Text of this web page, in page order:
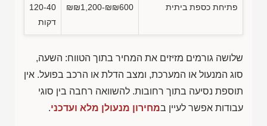
פתיחת כספת ביתית ₪₪1,200-₪₪600
120-40
דקות
שלושה גורמים מזיזים את המחיר בתוך הטווח: השעה,
סוג המנעול או המערכת, ומצב הדלת או הרכב בפועל. אין
תוספת נסיעה בתוך רחובות. להשוואה רחבה בין סוגי
עבודות אפשר לעיין במחירון מנעולן מלא ועדכני.